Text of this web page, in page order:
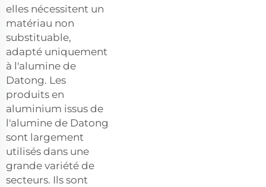
elles nécessitent un
matériau non
substituable,
adapté uniquement
à l'alumine de
Datong. Les
produits en
aluminium issus de
l'alumine de Datong
sont largement
utilisés dans une
grande variété de
secteurs. Ils sont